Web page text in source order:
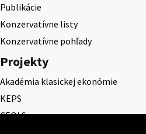
Publikácie
Konzervatívne listy
Konzervatívne pohľady
Projekty
Akadémia klasickej ekonómie
KEPS
CEQLS